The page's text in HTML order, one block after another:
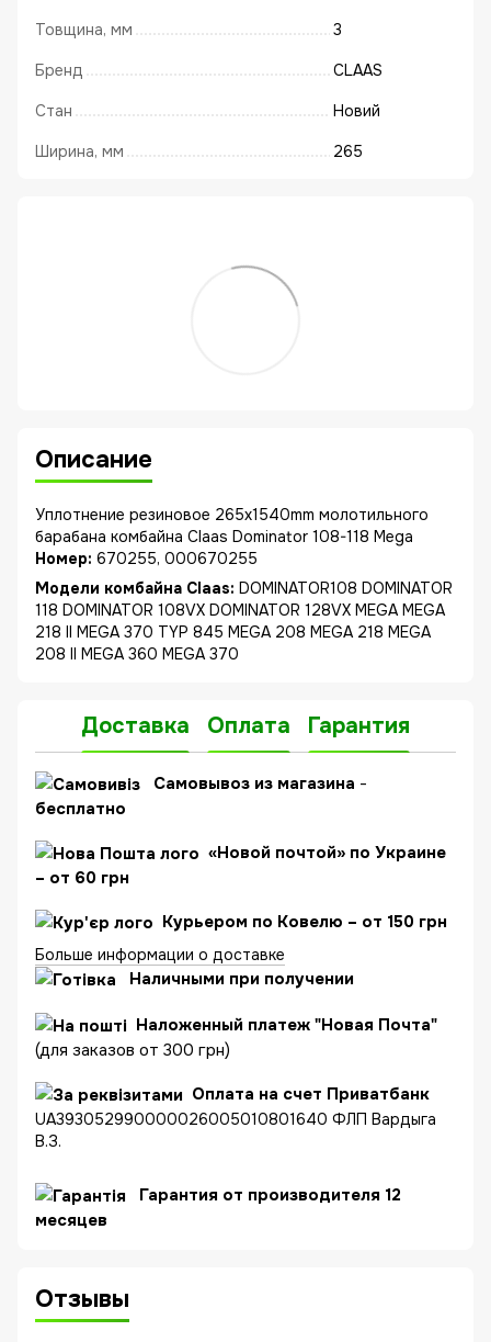
Товщина, мм 3
Бренд CLAAS
Стан Новий
Ширина, мм 265
Описание
Уплотнение резиновое 265x1540mm молотильного
барабана комбайна Claas Dominator 108-118 Mega
Номер: 670255, 000670255
Модели комбайна Claas: DOMINATOR108 DOMINATOR
118 DOMINATOR 108VX DOMINATOR 128VX MEGA MEGA
218 II MEGA 370 TYP 845 MEGA 208 MEGA 218 MEGA
208 II MEGA 360 MEGA 370
Доставка Оплата Гарантия
Cамовывоз из магазина -
бесплатно
«Новой почтой» по Украине
– от 60 грн
Курьером по Ковелю – от 150 грн
Больше информации о доставке
Наличными при получении
Наложенный платеж "Новая Почта"
(для заказов от 300 грн)
Оплата на счет Приватбанк
UA393052990000026005010801640 ФЛП Вардыга
В.З.
Гарантия от производителя 12
месяцев
Отзывы